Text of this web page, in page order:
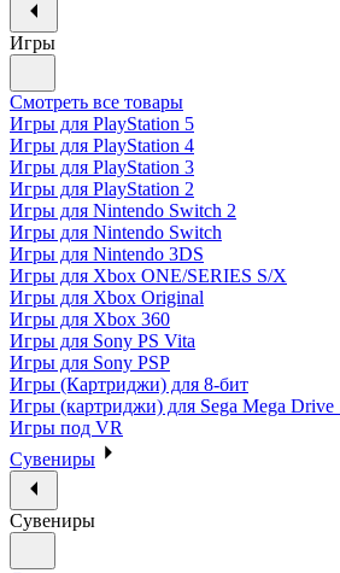
Игры
Смотреть все товары
Игры для PlayStation 5
Игры для PlayStation 4
Игры для PlayStation 3
Игры для PlayStation 2
Игры для Nintendo Switch 2
Игры для Nintendo Switch
Игры для Nintendo 3DS
Игры для Xbox ONE/SERIES S/X
Игры для Xbox Original
Игры для Xbox 360
Игры для Sony PS Vita
Игры для Sony PSP
Игры (Картриджи) для 8-бит
Игры (картриджи) для Sega Mega Drive
Игры под VR
Сувениры
Сувениры